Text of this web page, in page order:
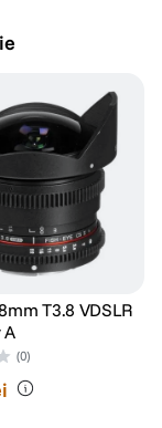
T3.8 VDSLR
A
(0)